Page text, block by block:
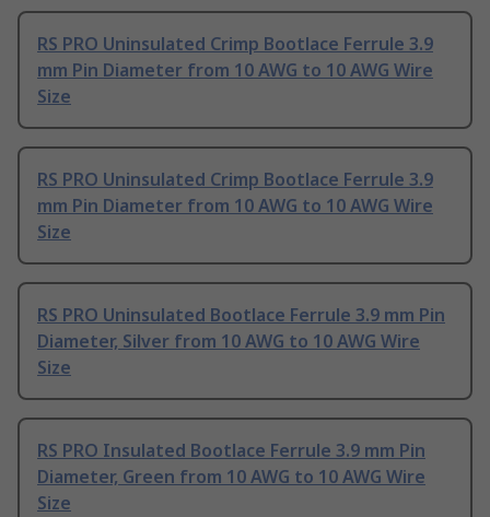
RS PRO Uninsulated Crimp Bootlace Ferrule 3.9
mm Pin Diameter from 10 AWG to 10 AWG Wire
Size
RS PRO Uninsulated Crimp Bootlace Ferrule 3.9
mm Pin Diameter from 10 AWG to 10 AWG Wire
Size
RS PRO Uninsulated Bootlace Ferrule 3.9 mm Pin
Diameter, Silver from 10 AWG to 10 AWG Wire
Size
RS PRO Insulated Bootlace Ferrule 3.9 mm Pin
Diameter, Green from 10 AWG to 10 AWG Wire
Size